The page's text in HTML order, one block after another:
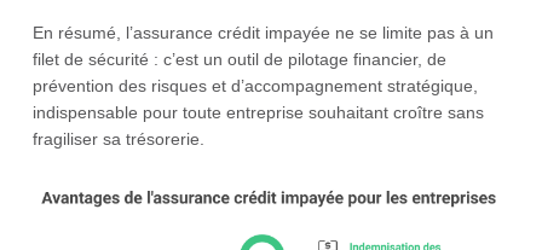
En résumé, l’assurance crédit impayée ne se limite pas à un
filet de sécurité : c’est un outil de pilotage financier, de
prévention des risques et d’accompagnement stratégique,
indispensable pour toute entreprise souhaitant croître sans
fragiliser sa trésorerie.